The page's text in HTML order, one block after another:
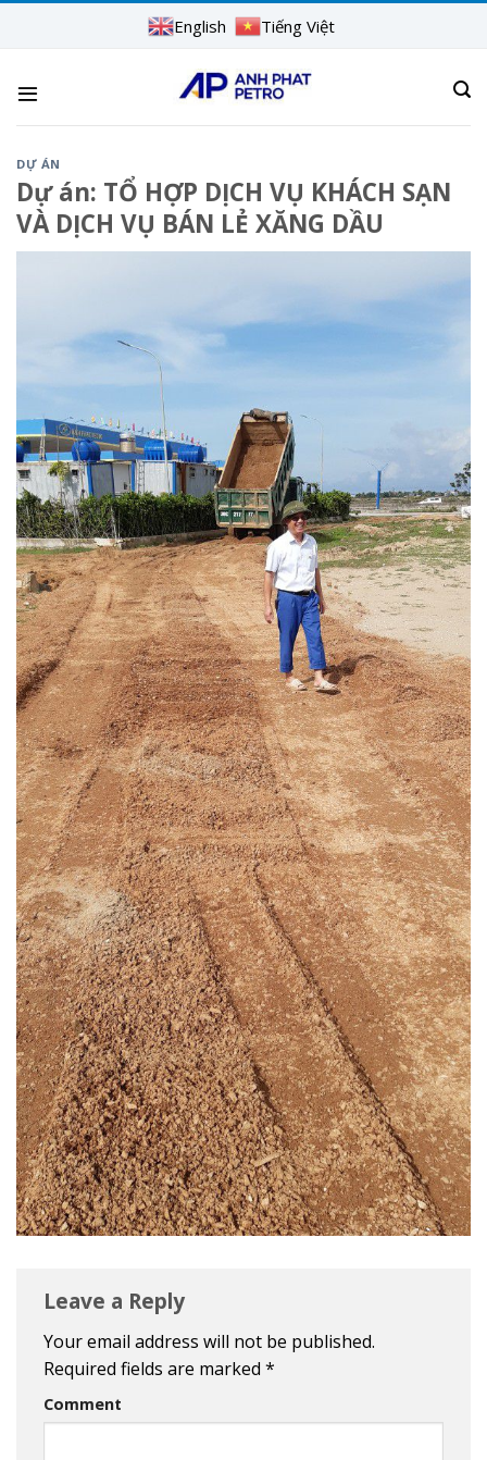
English Tiếng Việt
DỰ ÁN
Dự án: TỔ HỢP DỊCH VỤ KHÁCH SẠN
VÀ DỊCH VỤ BÁN LẺ XĂNG DẦU
Leave a Reply
Your email address will not be published.
Required fields are marked *
Comment